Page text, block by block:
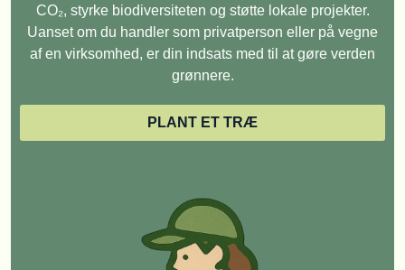
CO₂, styrke biodiversiteten og støtte lokale projekter.
Uanset om du handler som privatperson eller på vegne
af en virksomhed, er din indsats med til at gøre verden
grønnere.
PLANT ET TRÆ